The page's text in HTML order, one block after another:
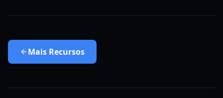
Mais Recursos